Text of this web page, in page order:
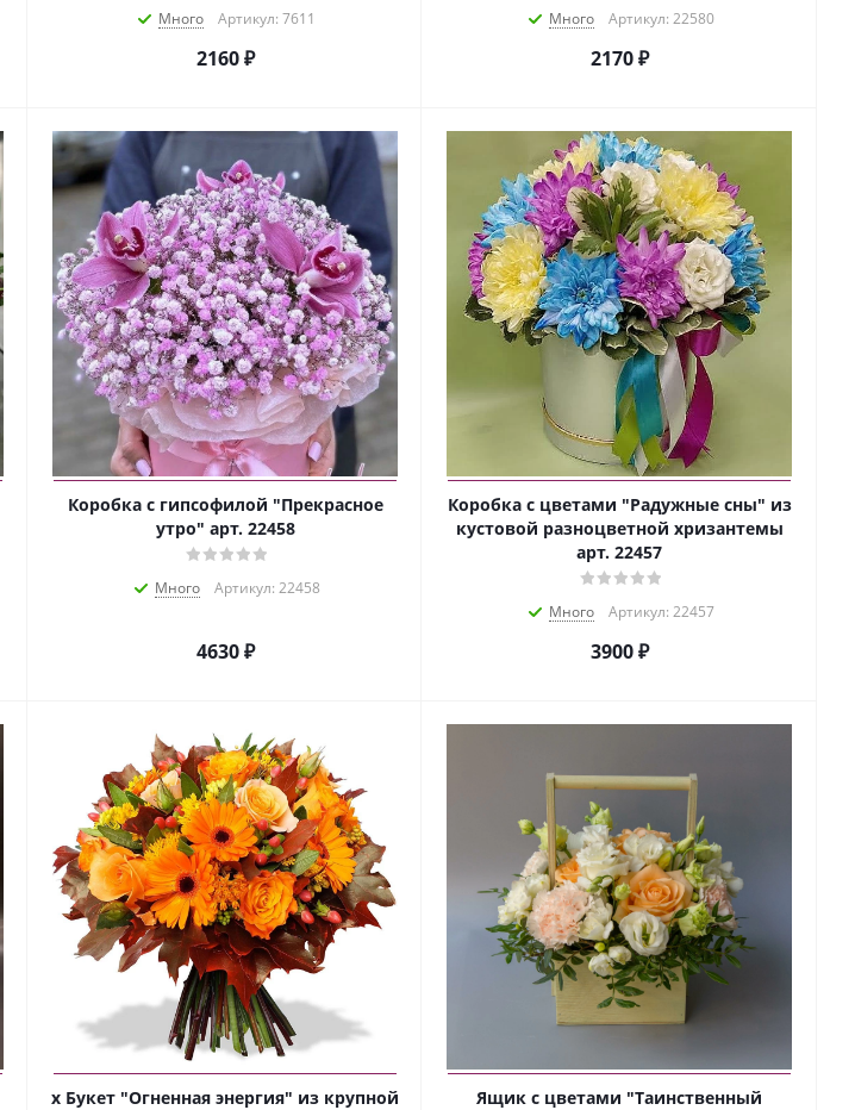
Много Артикул: 7611
2160 ₽
Много Артикул: 22580
2170 ₽
Коробка с гипсофилой "Прекрасное
утро" арт. 22458
Много Артикул: 22458
4630 ₽
Коробка с цветами "Радужные сны" из
кустовой разноцветной хризантемы
арт. 22457
Много Артикул: 22457
3900 ₽
х Букет "Огненная энергия" из крупной
Ящик с цветами "Таинственный